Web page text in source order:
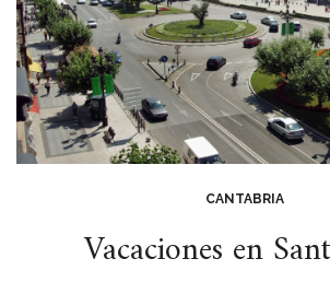
CANTABRIA
Vacaciones en